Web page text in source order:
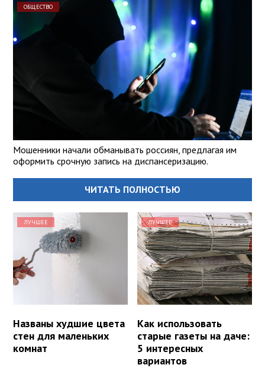
ОБЩЕСТВО
Мошенники начали обманывать россиян, предлагая им
оформить срочную запись на диспансеризацию.
ЧИТАТЬ ПОЛНОСТЬЮ
ЛУЧШЕЕ
Названы худшие цвета
стен для маленьких
комнат
ЛУЧШЕЕ
Как использовать
старые газеты на даче:
5 интересных
вариантов